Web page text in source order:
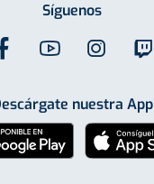
Síguenos
nuestra App